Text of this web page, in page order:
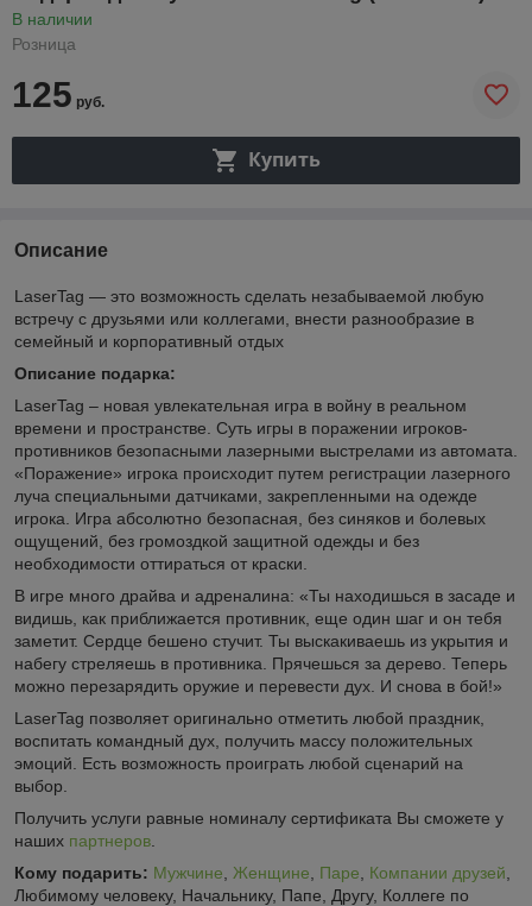
В наличии
Розница
125 руб.
Купить
Описание
LaserTag — это возможность сделать незабываемой любую
встречу с друзьями или коллегами, внести разнообразие в
семейный и корпоративный отдых
Описание подарка:
LaserTag – новая увлекательная игра в войну в реальном
времени и пространстве. Суть игры в поражении игроков-
противников безопасными лазерными выстрелами из автомата.
«Поражение» игрока происходит путем регистрации лазерного
луча специальными датчиками, закрепленными на одежде
игрока. Игра абсолютно безопасная, без синяков и болевых
ощущений, без громоздкой защитной одежды и без
необходимости оттираться от краски.
В игре много драйва и адреналина: «Ты находишься в засаде и
видишь, как приближается противник, еще один шаг и он тебя
заметит. Сердце бешено стучит. Ты выскакиваешь из укрытия и
набегу стреляешь в противника. Прячешься за дерево. Теперь
можно перезарядить оружие и перевести дух. И снова в бой!»
LaserTag позволяет оригинально отметить любой праздник,
воспитать командный дух, получить массу положительных
эмоций. Есть возможность проиграть любой сценарий на
выбор.
Получить услуги равные номиналу сертификата Вы сможете у
наших партнеров
Кому подарить: Мужчине Женщине Паре Компании друзей
Любимому человеку, Начальнику, Папе, Другу, Коллеге по